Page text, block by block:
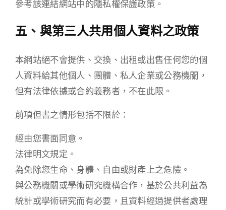
參考該連結網站中的隱私權保護政策。
五、與第三人共用個人資料之政策
本網站絕不會提供、交換、出租或出售任何您的個
人資料給其他個人、團體、私人企業或公務機關，
但有法律依據或合約義務者，不在此限。
前項但書之情形包括不限於：
經由您書面同意。
法律明文規定。
為免除您生命、身體、自由或財產上之危險。
與公務機關或學術研究機構合作，基於公共利益為
統計或學術研究而有必要，且資料經過提供者處理